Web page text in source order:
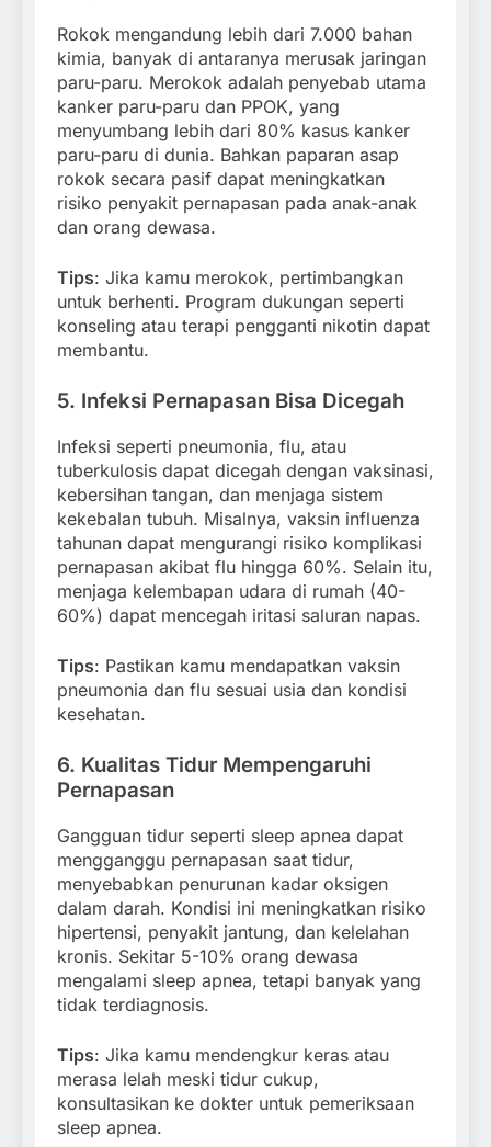
Rokok mengandung lebih dari 7.000 bahan
kimia, banyak di antaranya merusak jaringan
paru-paru. Merokok adalah penyebab utama
kanker paru-paru dan PPOK, yang
menyumbang lebih dari 80% kasus kanker
paru-paru di dunia. Bahkan paparan asap
rokok secara pasif dapat meningkatkan
risiko penyakit pernapasan pada anak-anak
dan orang dewasa.
Tips: Jika kamu merokok, pertimbangkan
untuk berhenti. Program dukungan seperti
konseling atau terapi pengganti nikotin dapat
membantu.
5. Infeksi Pernapasan Bisa Dicegah
Infeksi seperti pneumonia, flu, atau
tuberkulosis dapat dicegah dengan vaksinasi,
kebersihan tangan, dan menjaga sistem
kekebalan tubuh. Misalnya, vaksin influenza
tahunan dapat mengurangi risiko komplikasi
pernapasan akibat flu hingga 60%. Selain itu,
menjaga kelembapan udara di rumah (40-
60%) dapat mencegah iritasi saluran napas.
Tips: Pastikan kamu mendapatkan vaksin
pneumonia dan flu sesuai usia dan kondisi
kesehatan.
6. Kualitas Tidur Mempengaruhi
Pernapasan
Gangguan tidur seperti sleep apnea dapat
mengganggu pernapasan saat tidur,
menyebabkan penurunan kadar oksigen
dalam darah. Kondisi ini meningkatkan risiko
hipertensi, penyakit jantung, dan kelelahan
kronis. Sekitar 5-10% orang dewasa
mengalami sleep apnea, tetapi banyak yang
tidak terdiagnosis.
Tips: Jika kamu mendengkur keras atau
merasa lelah meski tidur cukup,
konsultasikan ke dokter untuk pemeriksaan
sleep apnea.